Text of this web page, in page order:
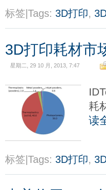
标签|Tags: 3D打印,
3D打印耗材市
星期二, 29 10 月, 2013, 7:47
耗
读
标签|Tags: 3D打印,